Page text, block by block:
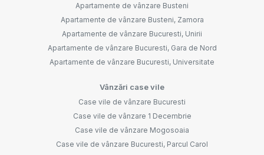
Apartamente de vânzare Busteni
Apartamente de vânzare Busteni, Zamora
Apartamente de vânzare Bucuresti, Unirii
Apartamente de vânzare Bucuresti, Gara de Nord
Apartamente de vânzare Bucuresti, Universitate
Vânzări case vile
Case vile de vânzare Bucuresti
Case vile de vânzare 1 Decembrie
Case vile de vânzare Mogosoaia
Case vile de vânzare Bucuresti, Parcul Carol